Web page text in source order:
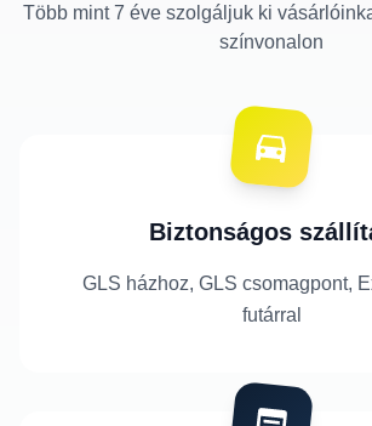
Több mint 7 éve szolgáljuk ki
színvonalon
Biztonságos
GLS házhoz, GLS csomagpont,
futárral